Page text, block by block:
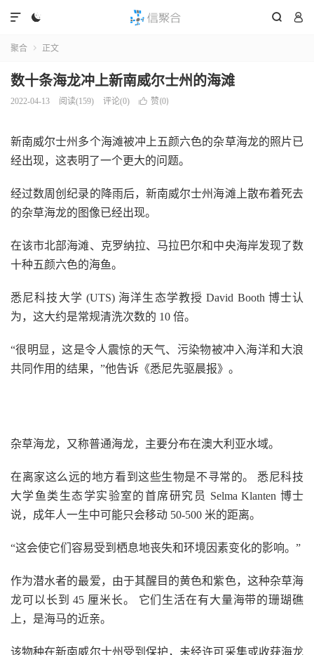
  

聚合  正文
数十条海龙冲上新南威尔士州的海滩
2022-04-13 阅读(159) 评论(0)  赞(0)
新南威尔士州多个海滩被冲上五颜六色的杂草海龙的照片已
经出现，这表明了一个更大的问题。
经过数周创纪录的降雨后，新南威尔士州海滩上散布着死去
的杂草海龙的图像已经出现。
在该市北部海滩、克罗纳拉、马拉巴尔和中央海岸发现了数
十种五颜六色的海鱼。
悉尼科技大学 (UTS) 海洋生态学教授 David Booth 博士认
为，这大约是常规清洗次数的 10 倍。
“很明显，这是令人震惊的天气、污染物被冲入海洋和大浪
共同作用的结果，”他告诉《悉尼先驱晨报》。
杂草海龙，又称普通海龙，主要分布在澳大利亚水域。
在离家这么远的地方看到这些生物是不寻常的。 悉尼科技
大学鱼类生态学实验室的首席研究员 Selma Klanten 博士
说，成年人一生中可能只会移动 50-500 米的距离。
“这会使它们容易受到栖息地丧失和环境因素变化的影响。”
作为潜水者的最爱，由于其醒目的黄色和紫色，这种杂草海
龙可以长到 45 厘米长。 它们生活在有大量海带的珊瑚礁
上，是海马的近亲。
该物种在新南威尔士州受到保护，未经许可采集或收获海龙